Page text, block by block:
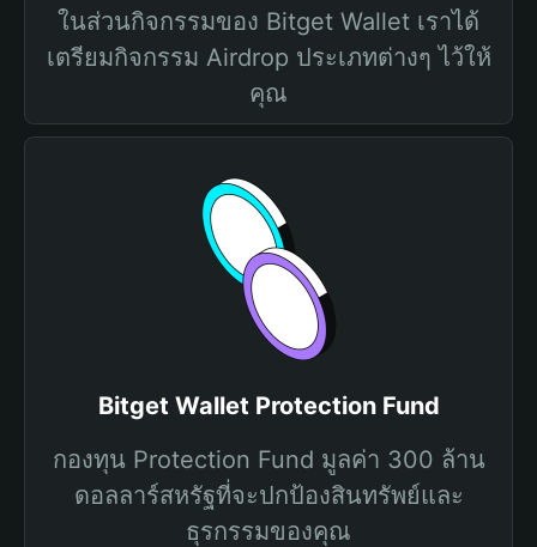
ในส่วนกิจกรรมของ Bitget Wallet เราได้
เตรียมกิจกรรม Airdrop ประเภทต่างๆ ไว้ให้
คุณ
Bitget Wallet Protection Fund
กองทุน Protection Fund มูลค่า 300 ล้าน
ดอลลาร์สหรัฐที่จะปกป้องสินทรัพย์และ
ธุรกรรมของคุณ